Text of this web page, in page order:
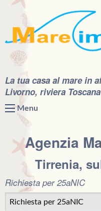
La tua casa al mare in
Livorno, riviera Toscana
Menu
Agenzia
Tirrenia,
Richiesta per 25aNIC